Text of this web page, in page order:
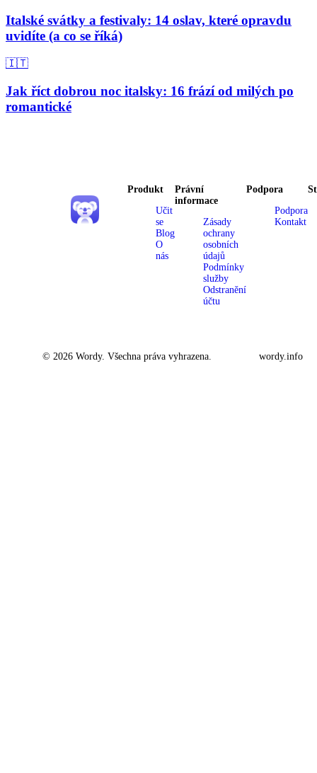
Italské svátky a festivaly: 14 oslav, které opravdu
uvidíte (a co se říká)
🇮🇹
Jak říct dobrou noc italsky: 16 frází od milých po
romantické
Produkt
Učit
se
Blog
O
nás
Právní
informace
Zásady
ochrany
osobních
údajů
Podmínky
služby
Odstranění
účtu
Podpora
Podpora
Kontakt
© 2026 Wordy. Všechna práva vyhrazena. wordy.info